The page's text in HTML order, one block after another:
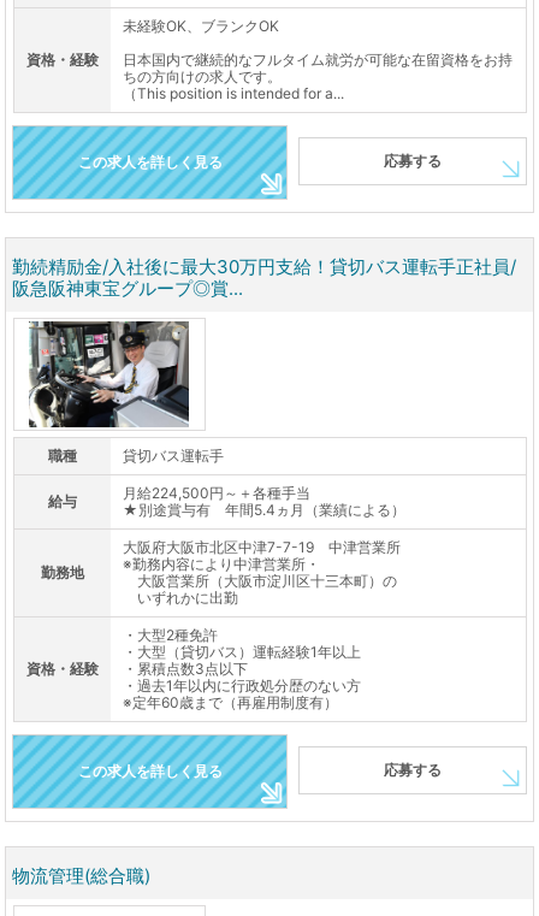
資格・経験
未経験OK、ブランクOK
日本国内で継続的なフルタイム就労が可能な在留資格をお持
ちの方向けの求人です。
（This position is intended for a...
この求人を詳しく見る 応募する
勤続精励金/入社後に最大30万円支給！貸切バス運転手正社員/
阪急阪神東宝グループ◎賞...
職種 貸切バス運転手
給与
月給224,500円～＋各種手当
★別途賞与有 年間5.4ヵ月（業績による）
勤務地
大阪府大阪市北区中津7-7-19 中津営業所
※勤務内容により中津営業所・
大阪営業所（大阪市淀川区十三本町）の
いずれかに出勤
資格・経験
・大型2種免許
・大型（貸切バス）運転経験1年以上
・累積点数3点以下
・過去1年以内に行政処分歴のない方
※定年60歳まで（再雇用制度有）
この求人を詳しく見る 応募する
物流管理(総合職)